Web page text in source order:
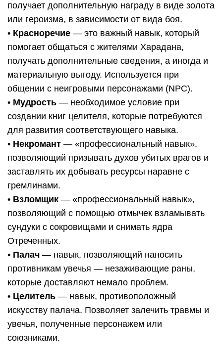
получает дополнительную награду в виде золота
или героизма, в зависимости от вида боя.
• Красноречие — это важный навык, который
помогает общаться с жителями Харадана,
получать дополнительные сведения, а иногда и
материальную выгоду. Используется при
общении с неигровыми персонажами (NPC).
• Мудрость — необходимое условие при
создании книг целителя, которые потребуются
для развития соответствующего навыка.
• Некромант — «профессиональный навык»,
позволяющий призывать духов убитых врагов и
заставлять их добывать ресурсы наравне с
гремлинами.
• Взломщик — «профессиональный навык»,
позволяющий с помощью отмычек взламывать
сундуки с сокровищами и снимать ядра
Отреченных.
• Палач — навык, позволяющий наносить
противникам увечья — незаживающие раны,
которые доставляют немало проблем.
• Целитель — навык, противоположный
искусству палача. Позволяет залечить травмы и
увечья, полученные персонажем или
союзниками.